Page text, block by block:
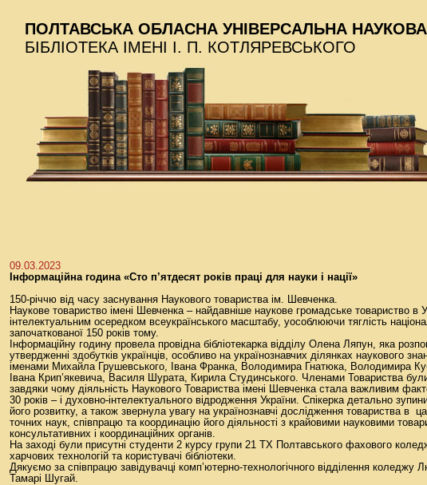
ПОЛТАВСЬКА ОБЛАСНА УНІВЕРСАЛЬНА НАУКОВА
БІБЛІОТЕКА ІМЕНІ І. П. КОТЛЯРЕВСЬКОГО
09.03.2023
Інформаційна година «Сто п’ятдесят років праці для науки і нації»
150-річчю від часу заснування Наукового товариства ім. Шевченка.
Наукове товариство імені Шевченка – найдавніше наукове громадське товариство в
інтелектуальним осередком всеукраїнського масштабу, уособлюючи тяглість
започаткованої 150 років тому.
Інформаційну годину провела провідна бібліотекарка відділу Олена Ляпун, яка
утвердженні здобутків українців, особливо на українознавчих ділянках наукового
іменами Михайла Грушевського, Івана Франка, Володимира Гнатюка, Володимира
Івана Крип’якевича, Василя Шурата, Кирила Студинського. Членами Товариства були
завдяки чому діяльність Наукового Товариства імені Шевченка стала важливим
30 років – і духовно-інтелектуального відродження України. Спікерка детально
його розвитку, а також звернула увагу на українознавчі дослідження товариства в
точних наук, співпрацю та координацію його діяльності з крайовими науковими
консультативних і координаційних органів.
На заході були присутні студенти 2 курсу групи 21 ТХ Полтавського фахового
харчових технологій та користувачі бібліотеки.
Дякуємо за співпрацю завідувачці комп’ютерно-технологічного відділення коледжу
Тамарі Шугай.